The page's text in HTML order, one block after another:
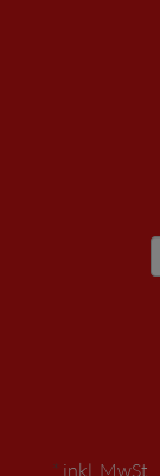
* inkl. MwSt. ,